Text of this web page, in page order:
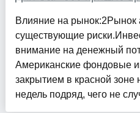
Влияние на
существующие
внимание на денежный
Американские фондовые
закрытием в красной зоне
недель подряд, чего не